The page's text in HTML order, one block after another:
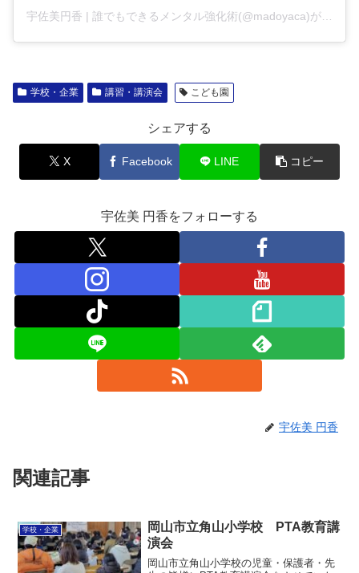
学校・企業 講習・講演会 こども園
シェアする
X Facebook LINE コピー
宇佐美 円香をフォローする
宇佐美 円香
関連記事
学校・企業
岡山市立角山小学校 PTA教育講
演会
岡山市立角山小学校の児童・保護者・先